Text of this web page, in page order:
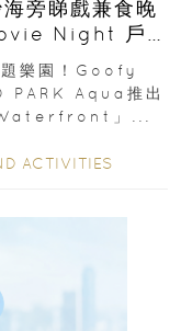
旁睇戲兼食晚
Night 戶
題樂園！Goofy
Aqua推出
」...
ACTIVITIES